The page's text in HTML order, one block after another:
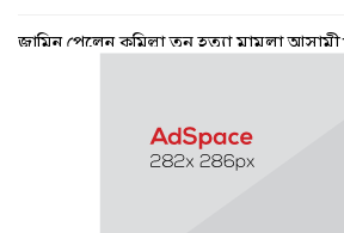
জামিন পেলেন কুমিল্লা তনু হত্যা মামলা
কুমিল্লা কে টিসিসিএ লি:নির্বাচনে বিএনপি’র
দু’জনই আ’লীগের সুবিধাভূগী!